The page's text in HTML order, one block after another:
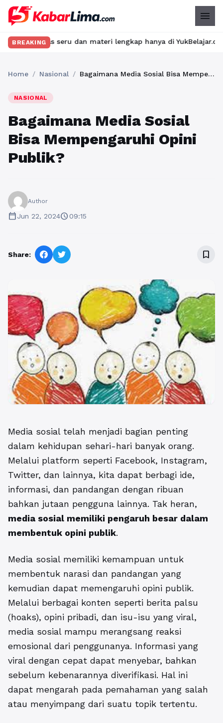
menu
BREAKING
seru dan materi lengkap hanya di YukBelajar.com.
Home / Nasional / Bagaimana Media Sosial Bisa Mempengaruhi Opini Publik?
NASIONAL
Bagaimana Media Sosial
Bisa Mempengaruhi Opini
Publik?
Author
calendar_todayJun 22, 2024schedule09:15
Share: bookmark_border
Media sosial telah menjadi bagian penting
dalam kehidupan sehari-hari banyak orang.
Melalui platform seperti Facebook, Instagram,
Twitter, dan lainnya, kita dapat berbagi ide,
informasi, dan pandangan dengan ribuan
bahkan jutaan pengguna lainnya. Tak heran,
media sosial memiliki pengaruh besar dalam
membentuk opini publik.
Media sosial memiliki kemampuan untuk
membentuk narasi dan pandangan yang
kemudian dapat memengaruhi opini publik.
Melalui berbagai konten seperti berita palsu
(hoaks), opini pribadi, dan isu-isu yang viral,
media sosial mampu merangsang reaksi
emosional dari penggunanya. Informasi yang
viral dengan cepat dapat menyebar, bahkan
sebelum kebenarannya diverifikasi. Hal ini
dapat mengarah pada pemahaman yang salah
atau menyimpang dari suatu topik tertentu.